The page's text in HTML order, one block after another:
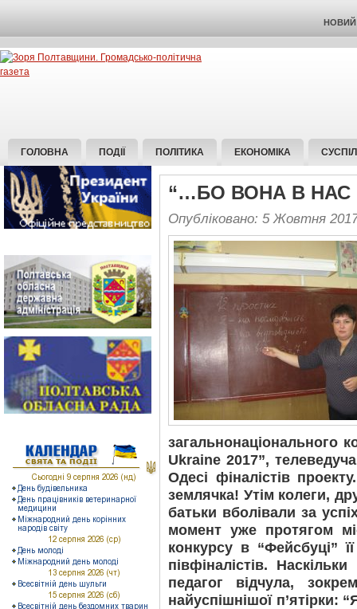
НОВИЙ
ГОЛОВНА ПОДІЇ ПОЛІТИКА ЕКОНОМІКА
“…БО ВОНА В НАС
Опубліковано: 5 Жовтня
загальнонаціонального
Ukraine 2017”,
Одесі фіналістів
землячка! Утім колеги,
батьки вболівали за
момент уже протягом
конкурсу в “Фейсбуці”
півфіналістів.
педагог відчула,
найуспішнішої п’ятірки: